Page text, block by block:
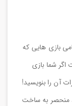
بازی هایی که
شما بازی
آن را بنویسید!
منحصر به ساخت